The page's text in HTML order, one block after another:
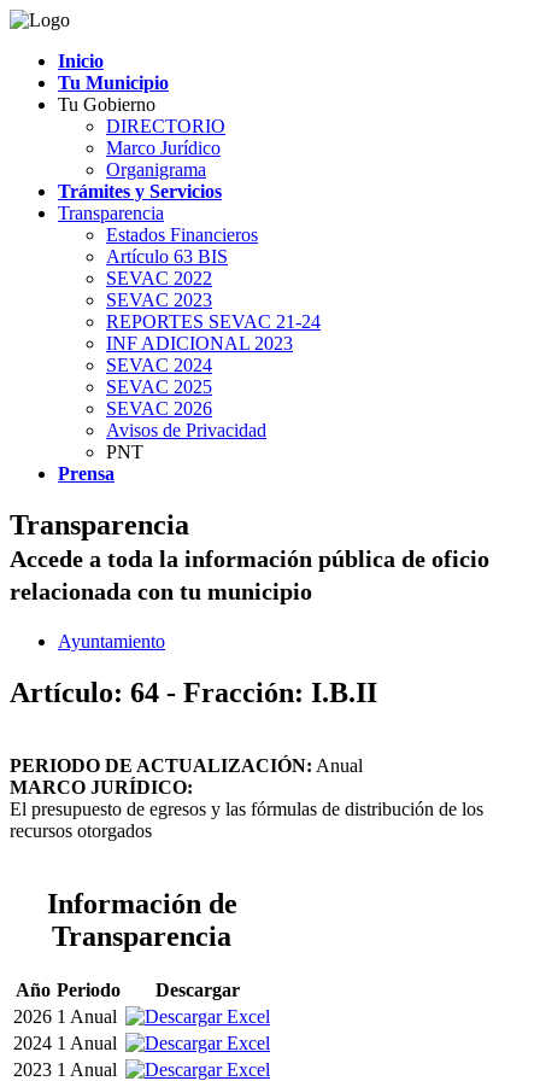
Inicio
Tu Municipio
Tu Gobierno
DIRECTORIO
Marco Jurídico
Organigrama
Trámites y Servicios
Transparencia
Estados Financieros
Artículo 63 BIS
SEVAC 2022
SEVAC 2023
REPORTES SEVAC 21-24
INF ADICIONAL 2023
SEVAC 2024
SEVAC 2025
SEVAC 2026
Avisos de Privacidad
PNT
Prensa
Transparencia
Accede a toda la información pública de oficio
relacionada con tu municipio
Ayuntamiento
Artículo: 64 - Fracción: I.B.II
PERIODO DE ACTUALIZACIÓN: Anual
MARCO JURÍDICO:
El presupuesto de egresos y las fórmulas de distribución de los
recursos otorgados
Información de
Transparencia
Año Periodo
Descargar
2026 1 Anual
2024 1 Anual
2023 1 Anual